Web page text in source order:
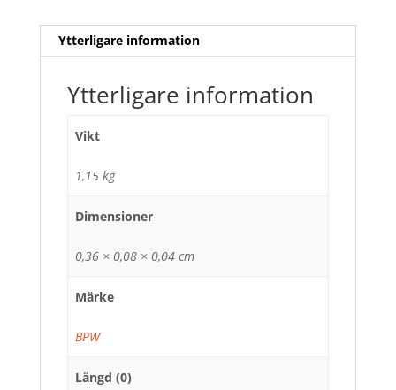
Ytterligare information
Ytterligare information
Vikt
1,15 kg
Dimensioner
0,36 × 0,08 × 0,04 cm
Märke
BPW
Längd (0)